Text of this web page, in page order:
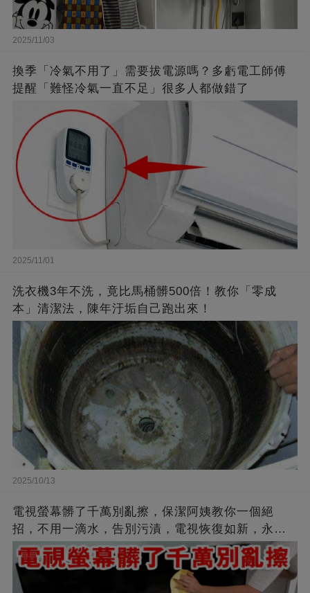
2025/11/03
換季「冷氣不用了」需要拔電源嗎？多虧電工師傅
提醒「難怪冷氣一直不足」很多人都做錯了
2025/11/01
洗衣機3年不洗，竟比馬桶髒500倍！教你「零成
本」清潔法，陳年汙垢自己跑出來！
2025/10/13
電視螢幕髒了千萬別亂擦，保潔阿姨教你一個絕
招，不用一滴水，告別污漬，電視恢復如新，永遠
不沾灰！